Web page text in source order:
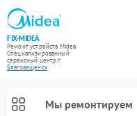
FIX-MIDEA
Ремонт устройств Midea
Специализированный
cервисный центр г.
Благовещенск
Мы ремонтируем